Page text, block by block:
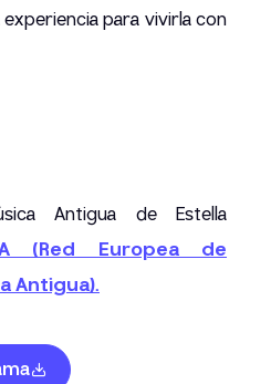
para vivirla con
Antigua de Estella
(Red Europea de
Antigua).